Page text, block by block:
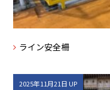
ライン安全柵
2025年11月21日 UP